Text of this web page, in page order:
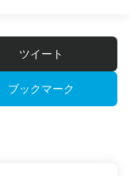
ツイート
ブックマーク